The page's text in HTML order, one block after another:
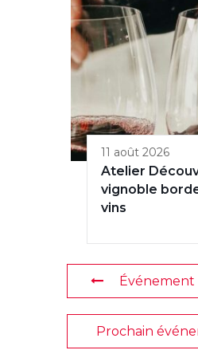
11 août 2026
Atelier
vignoble
vins
Prochain